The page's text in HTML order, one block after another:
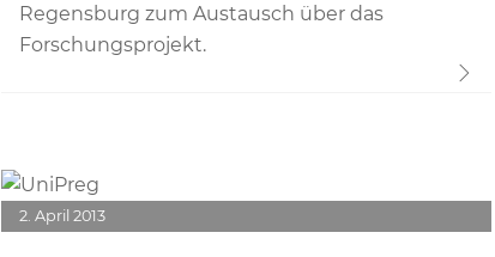
Regensburg zum Austausch über das
Forschungsprojekt.
Link
2 April 2013